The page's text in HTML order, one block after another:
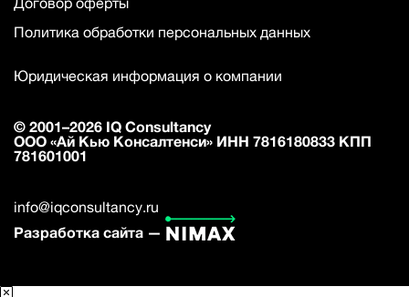
Политика обработки персональных данных
Юридическая информация о компании
© 2001–2026 IQ Consultancy
ООО «Ай Кью Консалтенси» ИНН 7816180833 КПП
781601001
info@iqconsultancy.ru
Разработка сайта —